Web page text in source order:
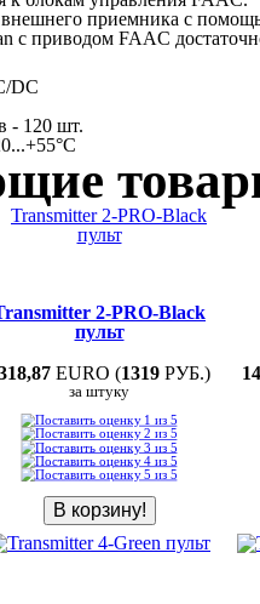
приемника с
с приводом FAAC
DC
- 120 шт.
2-PRO-Black
пульт
EURO (1319 РУБ.)
за штуку